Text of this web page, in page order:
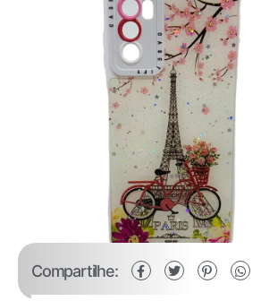
Compartilhe: